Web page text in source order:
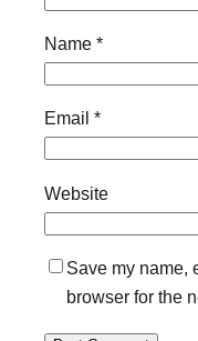
Name *
Email *
Website
Save my name,
browser for the